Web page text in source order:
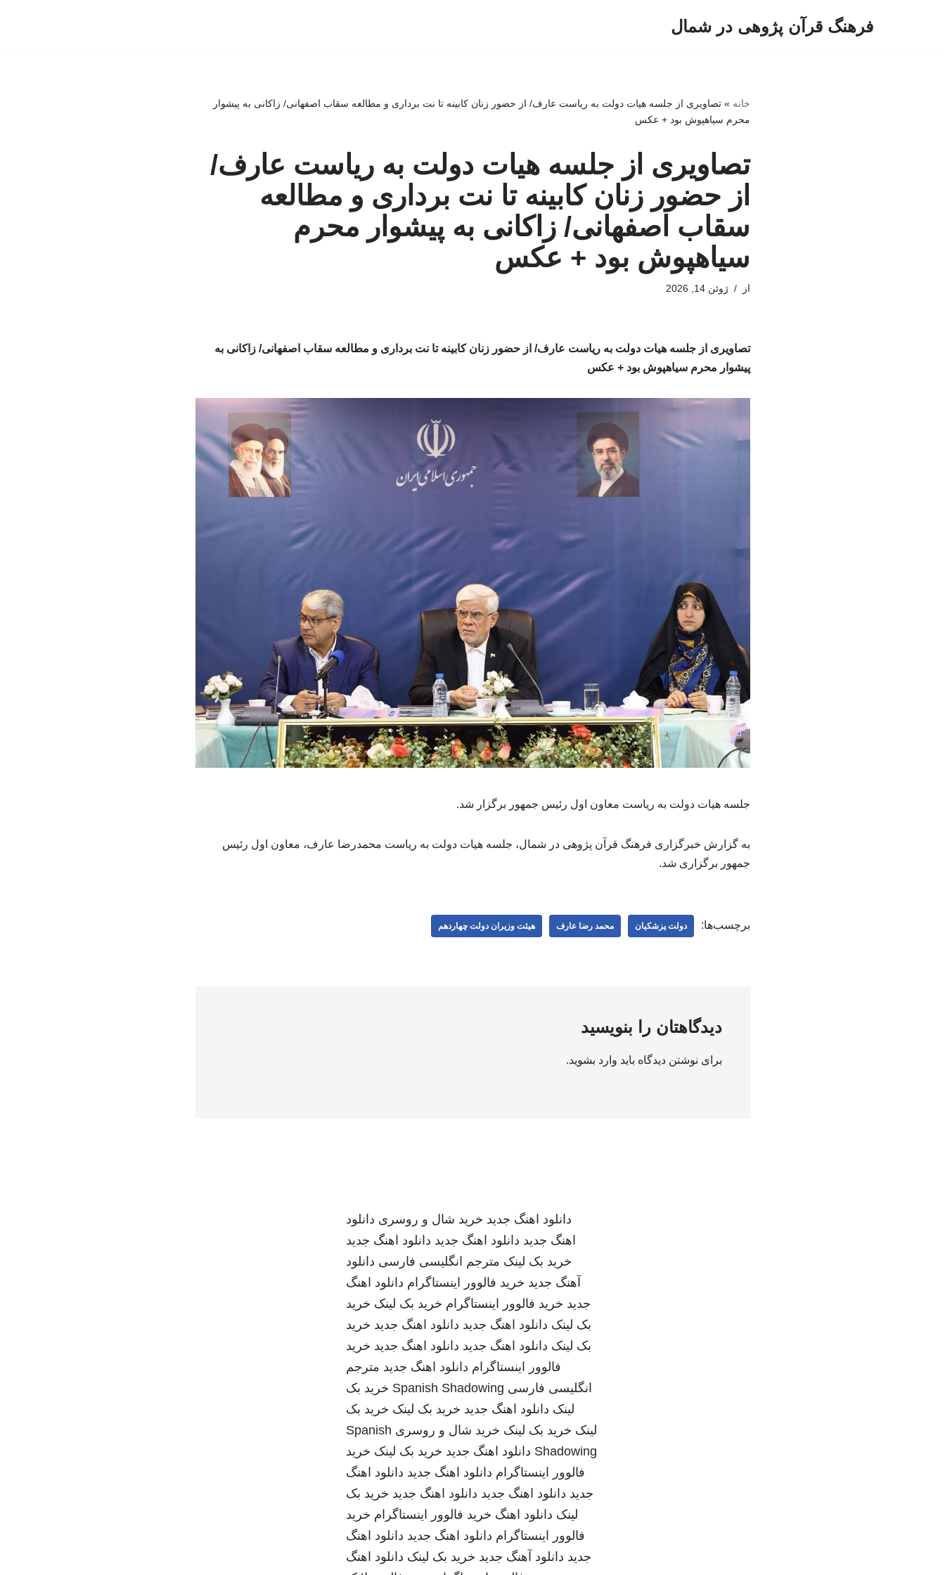
فرهنگ قرآن پژوهی در شمال
خانه »تصاویری از جلسه هیات دولت به ریاست عارف/ از حضور زنان کابینه تا نت برداری و مطالعه سقاب اصفهانی/ زاکانی به پیشوار
محرم سیاهپوش بود + عکس
تصاویری از جلسه هیات دولت به ریاست عارف/
از حضور زنان کابینه تا نت برداری و مطالعه
سقاب اصفهانی/ زاکانی به پیشوار محرم
سیاهپوش بود + عکس
از ژوئن 14, 2026
تصاویری از جلسه هیات دولت به ریاست عارف/ از حضور زنان کابینه تا نت برداری و مطالعه سقاب اصفهانی/ زاکانی به
پیشوار محرم سیاهپوش بود + عکس
جلسه هیات دولت به ریاست معاون اول رئیس جمهور برگزار شد.
به گزارش خبرگزاری فرهنگ قرآن پژوهی در شمال، جلسه هیات دولت به ریاست محمدرضا عارف، معاون اول رئیس
جمهور برگزاری شد.
برچسب‌ها: دولت پزشکیان محمد رضا عارف هیئت وزیران دولت چهاردهم
دیدگاهتان را بنویسید
برای نوشتن دیدگاه باید وارد بشوید.
دانلود اهنگ جدید خرید شال و روسری دانلود
اهنگ جدید دانلود اهنگ جدید دانلود اهنگ جدید
خرید بک لینک مترجم انگلیسی فارسی دانلود
آهنگ جدید خرید فالوور اینستاگرام دانلود اهنگ
جدید خرید فالوور اینستاگرام خرید بک لینک خرید
بک لینک دانلود اهنگ جدید دانلود اهنگ جدید خرید
بک لینک دانلود اهنگ جدید دانلود اهنگ جدید خرید
فالوور اینستاگرام دانلود اهنگ جدید مترجم
انگلیسی فارسی Spanish Shadowing خرید بک
لینک دانلود اهنگ جدید خرید بک لینک خرید بک
لینک خرید بک لینک خرید شال و روسری Spanish
Shadowing دانلود اهنگ جدید خرید بک لینک خرید
فالوور اینستاگرام دانلود اهنگ جدید دانلود اهنگ
جدید دانلود اهنگ جدید دانلود اهنگ جدید خرید بک
لینک دانلود اهنگ خرید فالوور اینستاگرام خرید
فالوور اینستاگرام دانلود اهنگ جدید دانلود اهنگ
جدید دانلود آهنگ جدید خرید بک لینک دانلود اهنگ